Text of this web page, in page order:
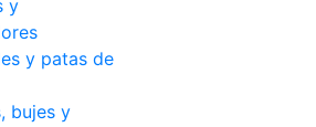
y
y patas de
bujes y